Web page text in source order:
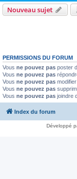
Nouveau sujet
PERMISSIONS DU FORUM
Vous ne pouvez pas poster
Vous ne pouvez pas
Vous ne pouvez pas
Vous ne pouvez pas
Vous ne pouvez pas joindre
Index du forum
Développé